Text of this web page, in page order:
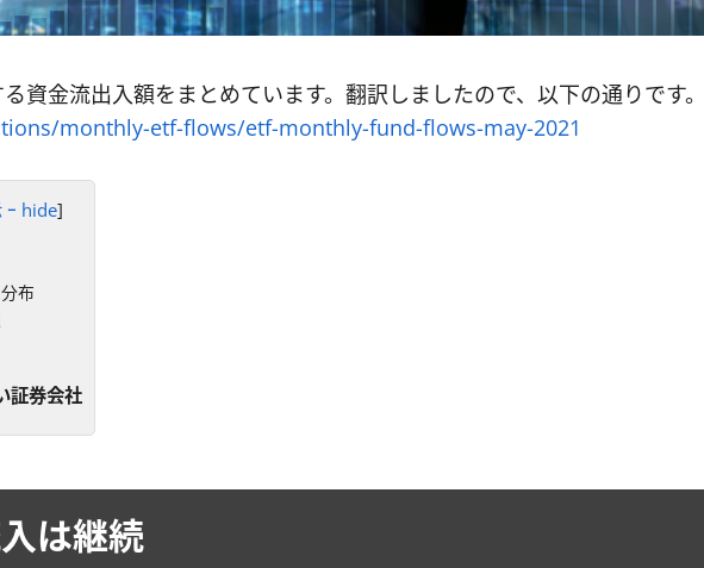
資金流出入額をまとめています。翻訳しましたので、以下の通りです。
monthly-etf-flows/etf-monthly-fund-flows-may-2021
ｰ hide]
布
証券会社
は継続